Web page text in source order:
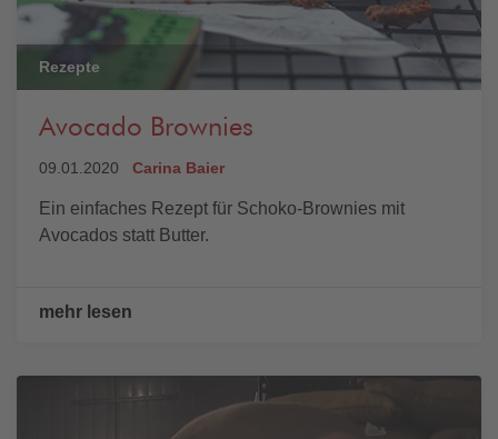
Rezepte
Avocado Brownies
09.01.2020 Carina Baier
Ein einfaches Rezept für Schoko-Brownies mit
Avocados statt Butter.
mehr lesen